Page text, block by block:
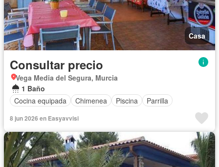
Casa
Consultar precio
Vega Media del Segura, Murcia
1 Baño
Cocina equipada
Chimenea Piscina Parrilla
8 jun 2026 en Easyavvisi